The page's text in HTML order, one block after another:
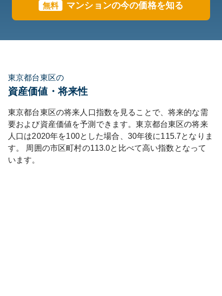
無料 マンションの今の価格を知る
東京都台東区の
資産価値・将来性
東京都台東区の将来人口指数を見ることで、将来的な需
要および資産価値を予測できます。東京都台東区の将来
人口は2020年を100とした場合、30年後に115.7となりま
す。
周囲の市区町村の113.0と比べて高い指数となって
います。